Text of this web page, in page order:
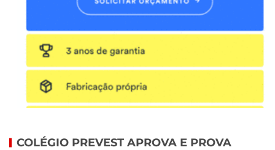
COLÉGIO PREVEST APROVA E PROVA